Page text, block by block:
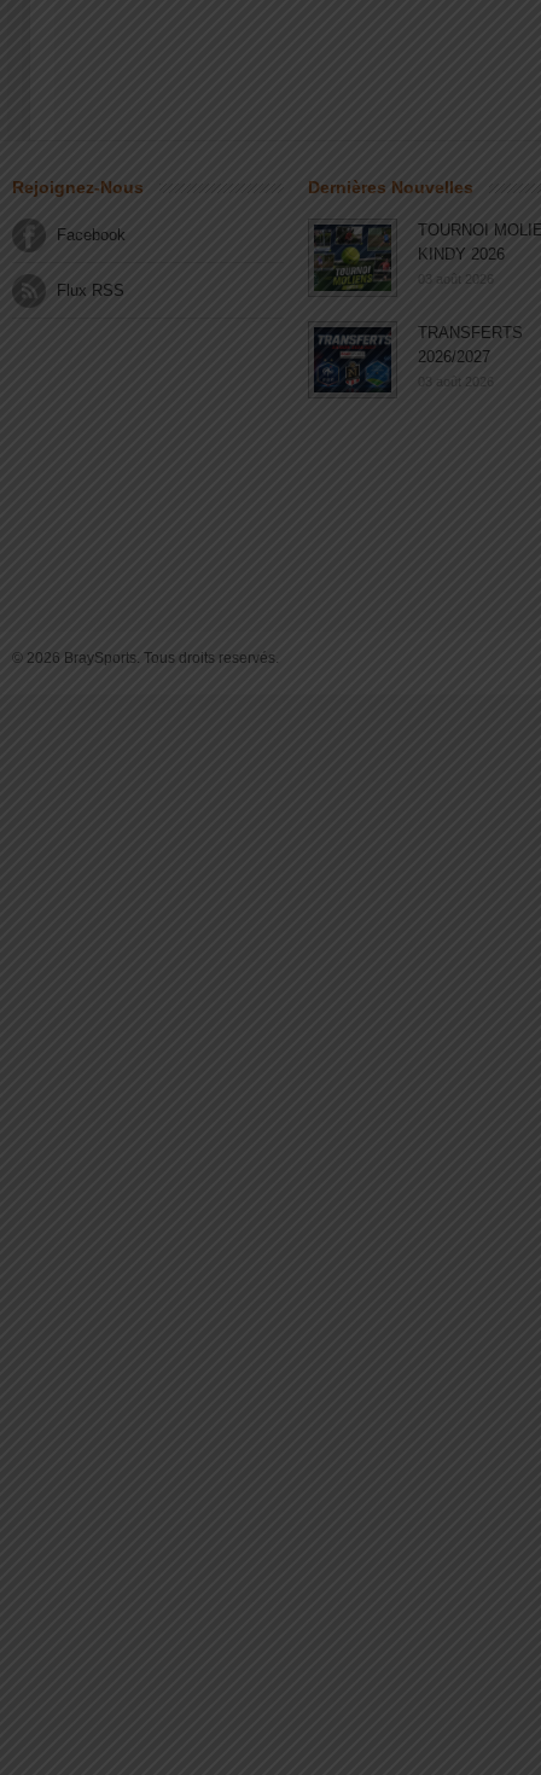
Rejoignez-Nous
Facebook
Flux RSS
Dernières Nouvelles
TOURNOI
KINDY 2026
03 août 2026
TRANSFERTS
2026/2027
03 août 2026
© 2026 BraySports. Tous droits reservés.